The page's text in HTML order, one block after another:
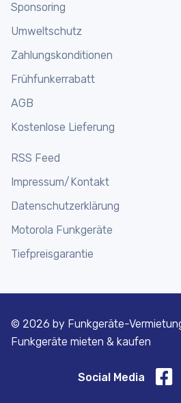
Megafone
Funkmikrofone
Werkstatt
Funkgeräte Shop
Funkgeräte online mieten
Sponsoring
Umweltschutz
Zahlungskonditionen
Frühfunkerrabatt
AGB
Kostenlose Lieferung
RSS Feed
Impressum/Kontakt
Datenschutzerklärung
Motorola Funkgeräte
Tiefpreisgarantie
© 2026 by Funkgeräte-
Funkgeräte mieten & kaufen
Social Media